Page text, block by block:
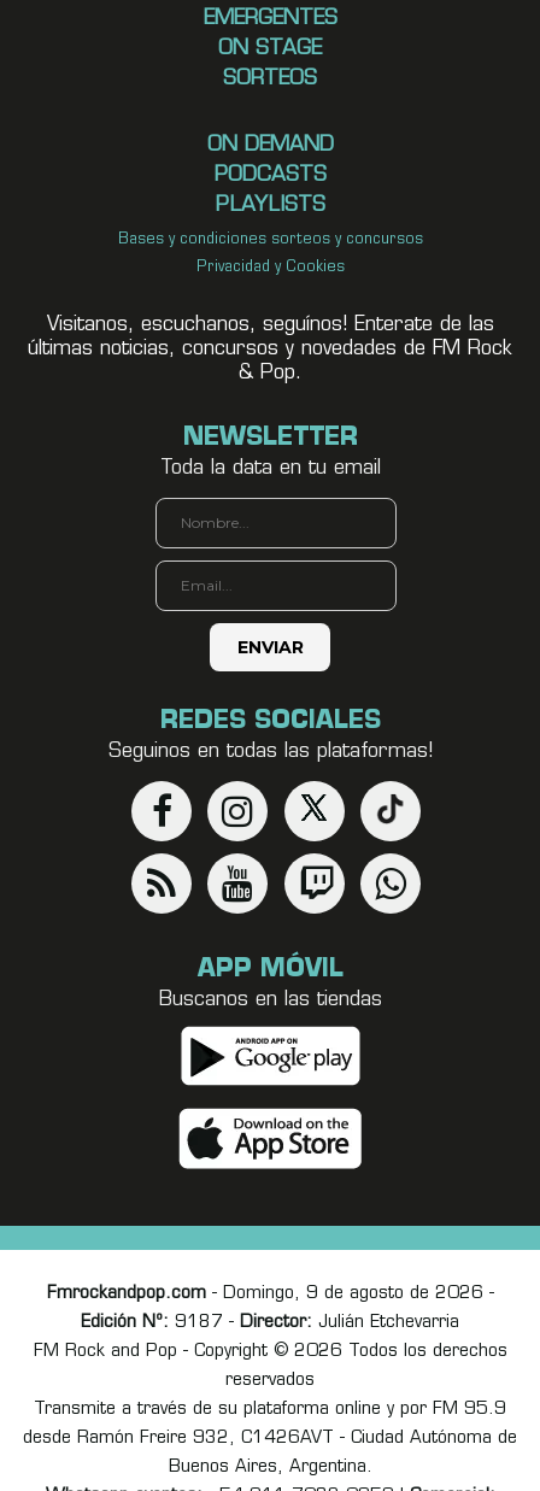
EMERGENTES
ON STAGE
SORTEOS
ON DEMAND
PODCASTS
PLAYLISTS
Bases y condiciones sorteos y concursos
Privacidad y Cookies
Visitanos, escuchanos, seguínos! Enterate de las
últimas noticias, concursos y novedades de FM Rock
& Pop.
NEWSLETTER
Toda la data en tu email
REDES SOCIALES
Seguinos en todas las plataformas!
APP MÓVIL
Buscanos en las tiendas
Fmrockandpop.com- Domingo, 9 de agosto de 2026 -
Edición Nº: 9187 - Director: Julián Etchevarria
FM Rock and Pop - Copyright © 2026 Todos los derechos
reservados
Transmite a través de su plataforma online y por FM 95.9
desde Ramón Freire 932, C1426AVT - Ciudad Autónoma de
Buenos Aires, Argentina.